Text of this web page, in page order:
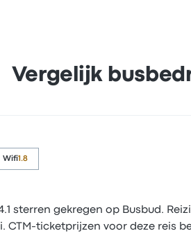
Vergelijk
Wifi1.8
sterren gekregen op Busbud.
ticketprijzen voor deze reis